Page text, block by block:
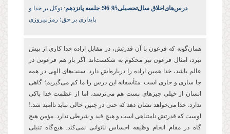
درس‌های‌اخلاق سال‌تحصیلی‌95-96؛ جلسه پانزدهم
: توکل بر خدا و
پایداری بر حق؛ رمز پیروزی
همانگونه که فرعون با آن قدرتش، در مقابل اراده خدا کاری از پیش
نبرد، امثال فرعون نیز محکوم به شکستاند. اگر باز هم فرعونی در
عالم باشد، خدا همین اراده را درباره اش دارد. سنتهای الهی در همه
جا ساری و جاری است. متأسفانه این درس را ما کم میگیریم؛ گاهی
انسان از خیلی چیزهای پست هم میترسد، اما از عظمت خدا باکی
ندارد. خدا میخواهد نشان دهد که حتی در چنین حالی نباید ناامید شد.!
اوست که قدرتش نامتناهی است و هیچ قید و شرطی ندارد. مؤمن هیچ
گاه در مقام انجام وظیفه احساس ناتوانی نمیکند. هیچگاه تنبلی